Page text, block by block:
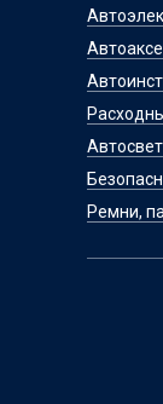
Автосвет
Ремни,